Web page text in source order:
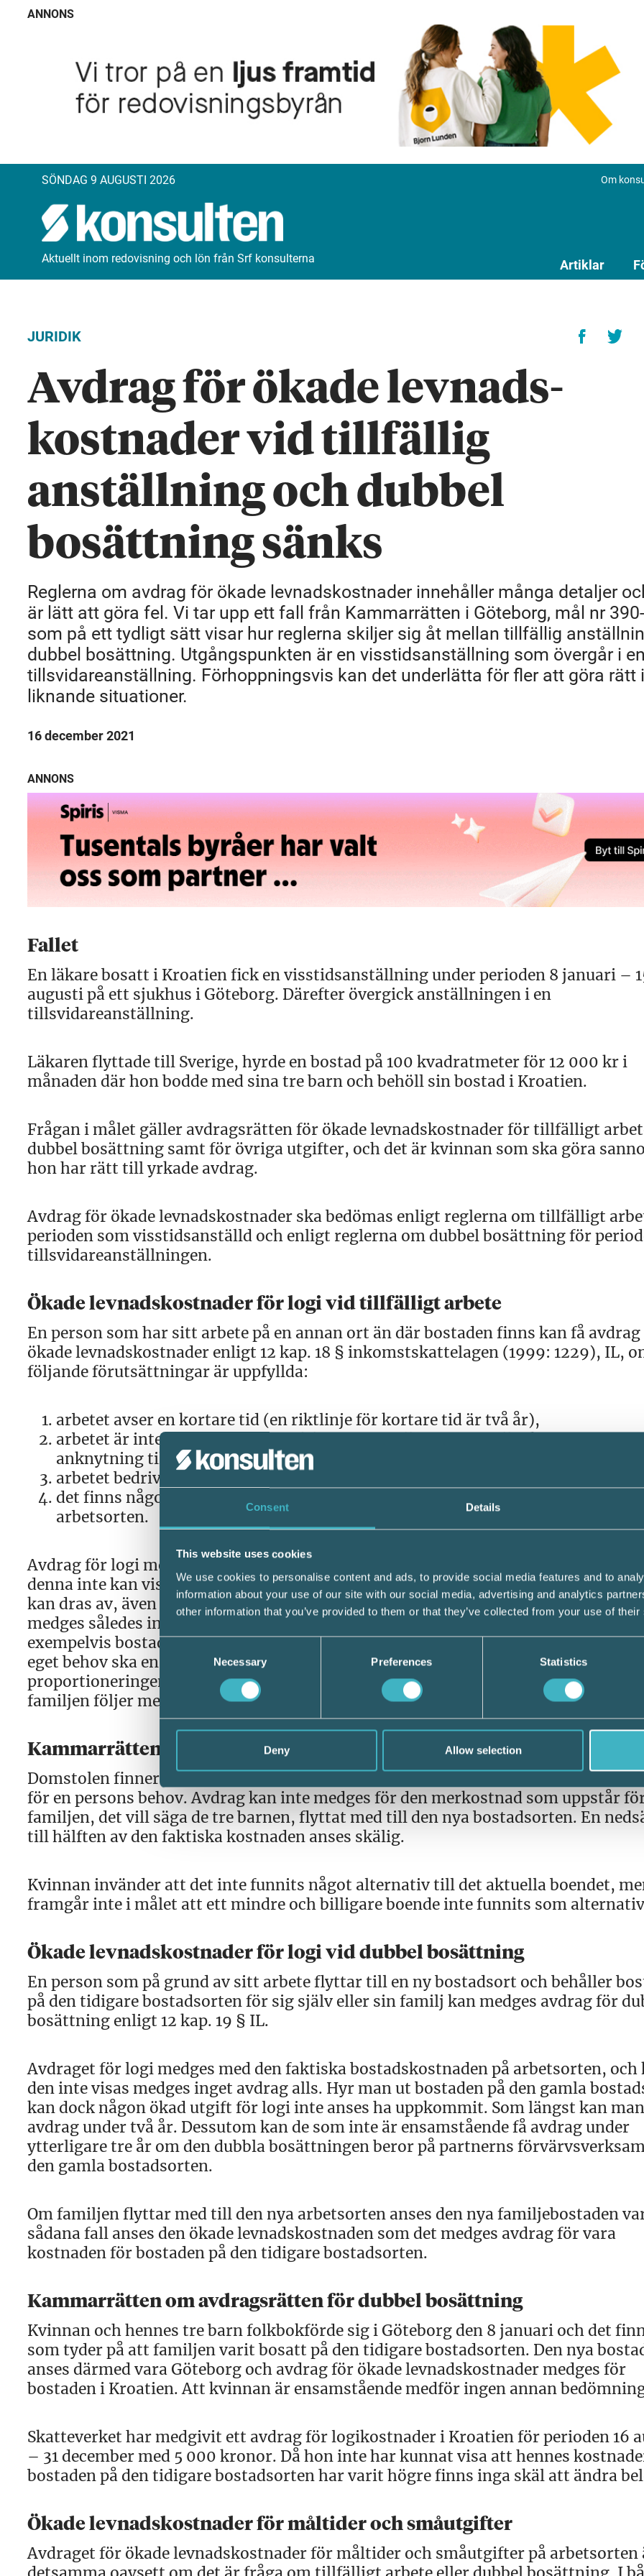
Consent Details
This website uses cookies
We use cookies to personalise content and ads, to provide social media features and to
information about your use of our site with our social media, advertising and analytics
other information that you’ve provided to them or that they’ve collected from your use of
Consent
Necessary Preferences Statistics
Deny Allow selection
ANNONS
SÖNDAG 9 AUGUSTI 2026 Om
Aktuellt inom redovisning och lön från Srf konsulterna Artiklar
JURIDIK
Avdrag för ökade levnads­
kostnader vid tillfällig
anställning och dubbel
bosättning sänks
Reglerna om avdrag för ökade levnadskostnader innehåller många detaljer
är lätt att göra fel. Vi tar upp ett fall från Kammarrätten i Göteborg, mål nr
som på ett tydligt sätt visar hur reglerna skiljer sig åt mellan tillfällig
dubbel bo­sättning. Utgångspunkten är en visstidsanställning som övergår i
tillsvidare­anställning. Förhoppningsvis kan det underlätta för fler att göra rätt i
liknande situationer.
16 december 2021
ANNONS
Fallet
En läkare bosatt i Kroatien fick en visstidsanställning under perioden 8 januari –
augusti på ett sjukhus i Göteborg. Därefter övergick anställningen i en
tillsvidareanställning.
Läkaren flyttade till Sverige, hyrde en bostad på 100 kvadratmeter för 12 000 kr i
månaden där hon bodde med sina tre barn och behöll sin bostad i Kroatien.
Frågan i målet gäller avdragsrätten för ökade levnadskostnader för tillfälligt
dubbel bosättning samt för övriga utgifter, och det är kvinnan som ska göra
hon har rätt till yrkade avdrag.
Avdrag för ökade levnadskostnader ska bedömas enligt reglerna om tillfälligt
perioden som visstidsanställd och enligt reglerna om dubbel bosättning för
tillsvidareanställningen.
Ökade levnadskostnader för logi vid tillfälligt arbete
En person som har sitt arbete på en annan ort än där bostaden finns kan få
ökade levnadskostnader enligt 12 kap. 18 § inkomstskattelagen (1999: 1229), IL,
följande förutsättningar är uppfyllda:
arbetet avser en kortare tid (en riktlinje för kortare tid är två år),
arbetet är inte kortvarigt men tidsbegränsat till sin natur, eller kräver en fast
anknytning till bostadsorten (exempelvis riksdagsledamot),
arbetet bedrivs på flera olika platser, eller
det finns någon annan anledning som gör att det inte är skäligt att flytta till
arbetsorten.
Avdrag för logi medges med den faktiska bostadskostnaden på arbetsorten, och
denna inte kan visas med schablon. Det är bara utgiften för personens eget
kan dras av, även om familjen har följt med till den tillfälliga bostadsorten.
medges således inte för den merkostnad som uppkommer för att familjen följer
exempelvis bostaden är väsentligt större än vad som rimligen kan krävas för
eget behov ska en proportionering av boendekostnaden göras. En riktlinje för
proportioneringen är enligt Skatteverket att avdrag medges med 50 procent om
familjen följer med och med 75 procent om bara make, maka eller sambo följer
Kammarrätten om avdragsrätten för tillfälligt arbete
Domstolen finner att bostaden som har hyrts är väsentligt större än vad som
för en persons behov. Avdrag kan inte medges för den merkostnad som uppstår
familjen, det vill säga de tre barnen, flyttat med till den nya bostadsorten. En
till hälften av den faktiska kostnaden anses skälig.
Kvinnan invänder att det inte funnits något alternativ till det aktuella boendet,
framgår inte i målet att ett mindre och billigare boende inte funnits som
Ökade levnadskostnader för logi vid dubbel bosättning
En person som på grund av sitt arbete flyttar till en ny bostadsort och behåller
på den tidigare bostadsorten för sig själv eller sin familj kan medges avdrag för
bosättning enligt 12 kap. 19 § IL.
Avdraget för logi medges med den faktiska bostadskostnaden på arbetsorten, och
den inte visas medges inget avdrag alls. Hyr man ut bostaden på den gamla
kan dock någon ökad utgift för logi inte anses ha uppkommit. Som längst kan
avdrag under två år. Dessutom kan de som inte är ensamstående få avdrag under
ytterligare tre år om den dubbla bosättningen beror på partnerns
den gamla bostadsorten.
Om familjen flyttar med till den nya arbetsorten anses den nya familjebostaden
sådana fall anses den ökade levnadskostnaden som det medges avdrag för vara
kostnaden för bostaden på den tidigare bostadsorten.
Kammarrätten om avdragsrätten för dubbel bosättning
Kvinnan och hennes tre barn folkbokförde sig i Göteborg den 8 januari och det
som tyder på att familjen varit bosatt på den tidigare bostadsorten. Den nya
anses därmed vara Göteborg och avdrag för ökade levnadskostnader medges för
bostaden i Kroatien. Att kvinnan är ensamstående medför ingen annan
Skatteverket har medgivit ett avdrag för logikostnader i Kroatien för perioden 16
– 31 december med 5 000 kronor. Då hon inte har kunnat visa att hennes
bostaden på den tidigare bostadsorten har varit högre finns inga skäl att ändra
Ökade levnadskostnader för måltider och småutgifter
Avdraget för ökade levnadskostnader för måltider och småutgifter på arbetsorten